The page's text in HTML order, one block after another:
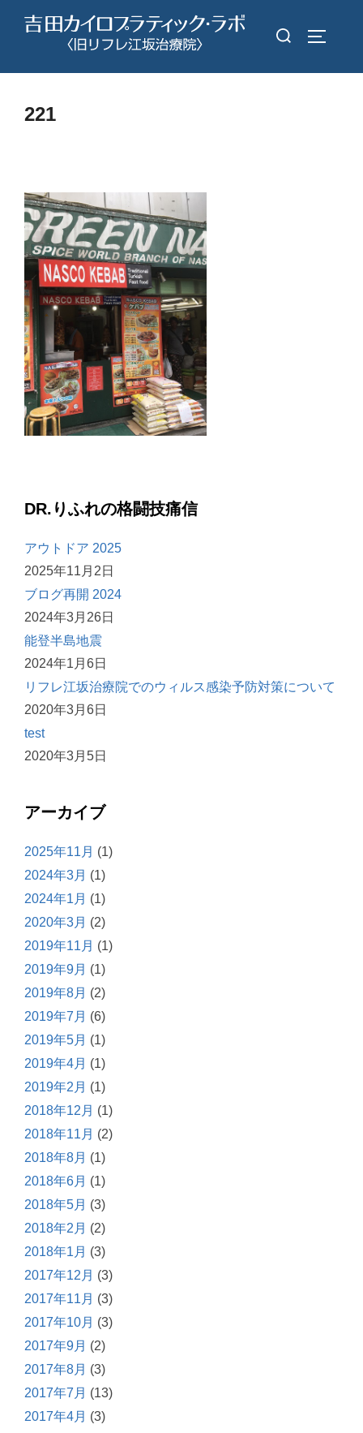
検
対
221
DR.りふれの格闘技痛信
アウトドア 2025
2025年11月2日
ブログ再開 2024
2024年3月26日
能登半島地震
2024年1月6日
リフレ江坂治療院でのウィルス感染予防対策について
2020年3月6日
test
2020年3月5日
アーカイブ
2025年11月 (1)
2024年3月 (1)
2024年1月 (1)
2020年3月 (2)
2019年11月 (1)
2019年9月 (1)
2019年8月 (2)
2019年7月 (6)
2019年5月 (1)
2019年4月 (1)
2019年2月 (1)
2018年12月 (1)
2018年11月 (2)
2018年8月 (1)
2018年6月 (1)
2018年5月 (3)
2018年2月 (2)
2018年1月 (3)
2017年12月 (3)
2017年11月 (3)
2017年10月 (3)
2017年9月 (2)
2017年8月 (3)
2017年7月 (13)
2017年4月 (3)